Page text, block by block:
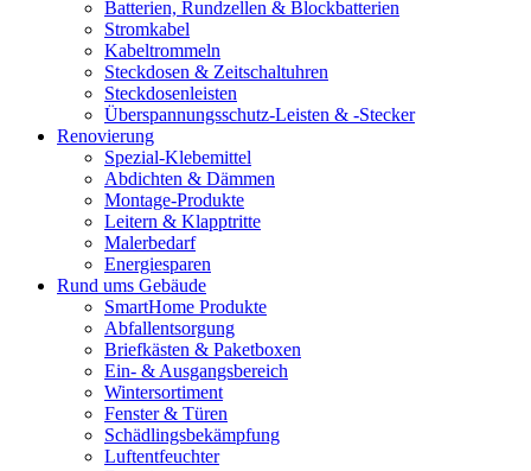
Batterien, Rundzellen & Blockbatterien
Stromkabel
Kabeltrommeln
Steckdosen & Zeitschaltuhren
Steckdosenleisten
Überspannungsschutz-Leisten & -Stecker
Renovierung
Spezial-Klebemittel
Abdichten & Dämmen
Montage-Produkte
Leitern & Klapptritte
Malerbedarf
Energiesparen
Rund ums Gebäude
SmartHome Produkte
Abfallentsorgung
Briefkästen & Paketboxen
Ein- & Ausgangsbereich
Wintersortiment
Fenster & Türen
Schädlingsbekämpfung
Luftentfeuchter